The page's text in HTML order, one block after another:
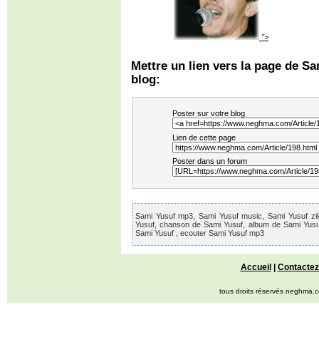
">
Mettre un lien vers la page de
blog:
Poster sur votre blog
Lien de cette page
Poster dans un forum
Sami Yusuf mp3, Sami Yusuf music, Sami Yusuf
Yusuf, chanson de Sami Yusuf, album de Sami
Sami Yusuf , ecouter Sami Yusuf mp3
Accueil|
tous droits réservés